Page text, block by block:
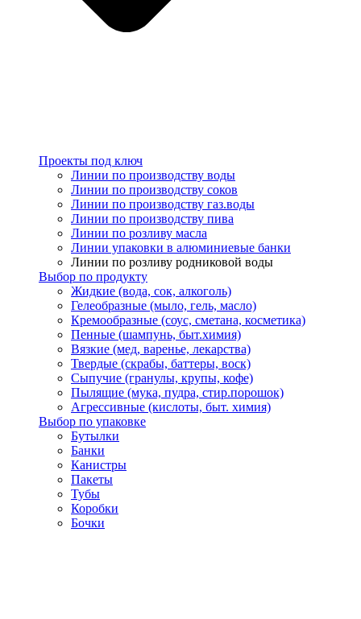
Проекты под ключ
Линии по производству воды
Линии по производству соков
Линии по производству газ.воды
Линии по производству пива
Линии по розливу масла
Линии упаковки в алюминиевые банки
Линии по розливу родниковой воды
Выбор по продукту
Жидкие (вода, сок, алкоголь)
Гелеобразные (мыло, гель, масло)
Кремообразные (соус, сметана, косметика)
Пенные (шампунь, быт.химия)
Вязкие (мед, варенье, лекарства)
Твердые (скрабы, баттеры, воск)
Сыпучие (гранулы, крупы, кофе)
Пылящие (мука, пудра, стир.порошок)
Агрессивные (кислоты, быт. химия)
Выбор по упаковке
Бутылки
Банки
Канистры
Пакеты
Тубы
Коробки
Бочки